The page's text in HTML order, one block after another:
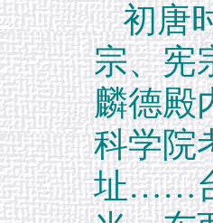
初唐
宗、宪
麟德殿
科学院
址……